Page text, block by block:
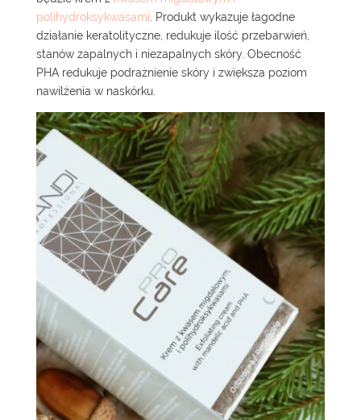
polihydroksykwasami . Produkt wykazuje łagodne
działanie keratolityczne, redukuje ilość przebarwień,
stanów zapalnych i niezapalnych skóry. Obecność
PHA redukuje podrażnienie skóry i zwiększa poziom
nawilżenia w naskórku.